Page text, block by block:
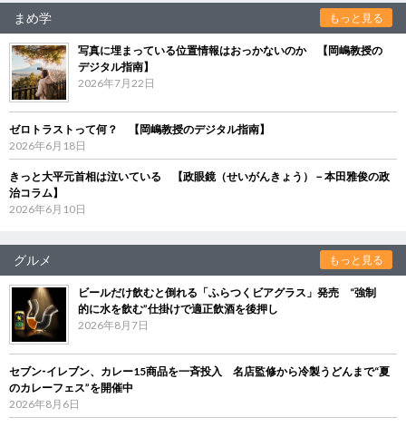
まめ学 もっと見る
写真に埋まっている位置情報はおっかないのか 【岡嶋教授の
デジタル指南】
2026年7月22日
ゼロトラストって何？ 【岡嶋教授のデジタル指南】
2026年6月18日
きっと大平元首相は泣いている 【政眼鏡（せいがんきょう）－本田雅俊の政
治コラム】
2026年6月10日
グルメ もっと見る
ビールだけ飲むと倒れる「ふらつくビアグラス」発売 “強制
的に水を飲む”仕掛けで適正飲酒を後押し
2026年8月7日
セブン‐イレブン、カレー15商品を一斉投入 名店監修から冷製うどんまで“夏
のカレーフェス”を開催中
2026年8月6日